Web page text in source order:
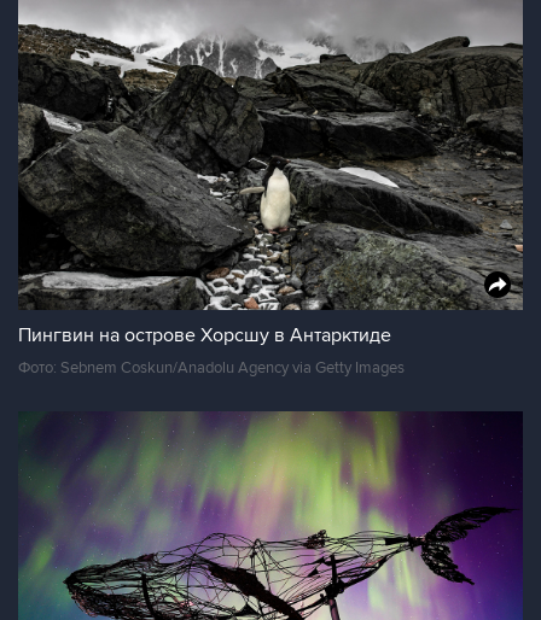
Пингвин на острове Хорсшу в Антарктиде
Фото: Sebnem Coskun/Anadolu Agency via Getty Images